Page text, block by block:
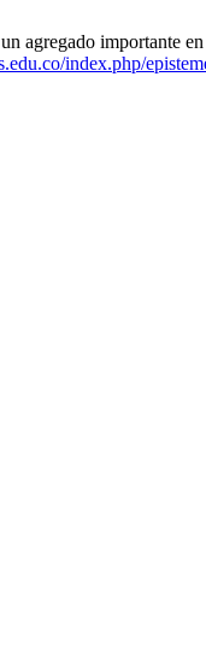
agregado importante
index.php/